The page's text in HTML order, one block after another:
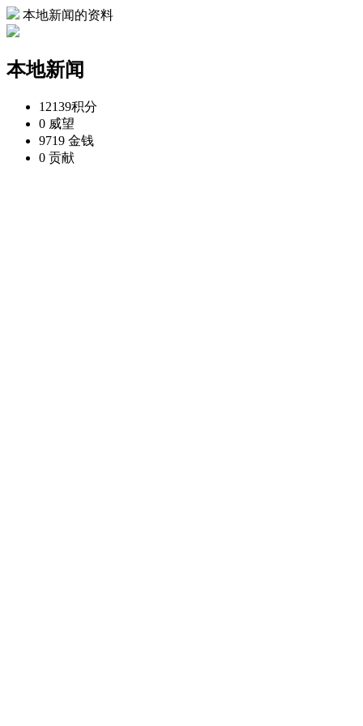
本地新闻的资料
本地新闻
12139积分
0 威望
9719 金钱
0 贡献